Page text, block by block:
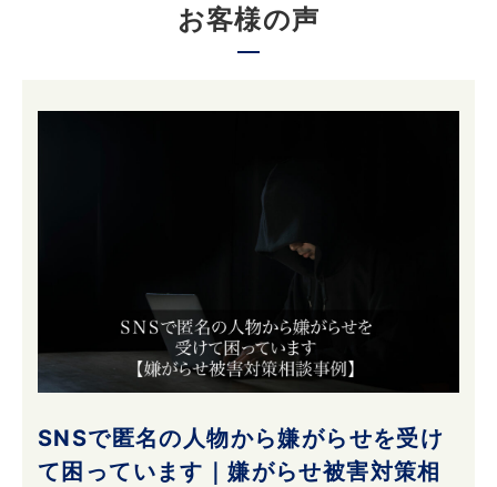
お客様の声
SNSで匿名の人物から嫌がらせを受け
て困っています｜嫌がらせ被害対策相